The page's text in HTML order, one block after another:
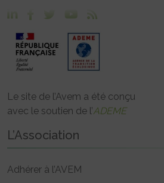
Le site de l’Avem a été conçu
avec le soutien de l’ADEME
L’Association
Adhérer à l’AVEM